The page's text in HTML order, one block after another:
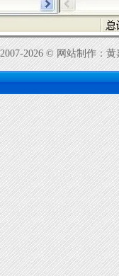
2026 © 网站制作：